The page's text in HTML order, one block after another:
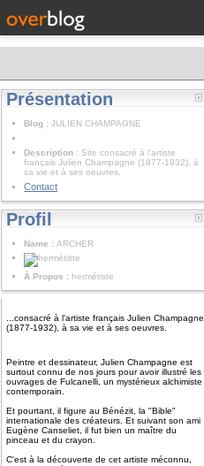
Présentation
Blog : JULIEN CHAMPAGNE
Description : Site consacré à l'artiste
français Julien Champagne (1877-1932), à
sa vie et à ses oeuvres.
Contact
Profil
Name :ARCHER
À Propos : hermétiste
...consacré à l'artiste français Julien Champagne
(1877-1932), à sa vie et à ses oeuvres.
Peintre et dessinateur, Julien Champagne est
surtout connu de nos jours pour avoir illustré les
ouvrages de Fulcanelli, un mystérieux alchimiste
contemporain.
Et pourtant, il figure au Bénézit, la "Bible"
internationale des créateurs. Et suivant son ami
Eugène Canseliet, il fut bien un maître du
pinceau et du crayon.
C'est à la découverte de cet artiste méconnu,